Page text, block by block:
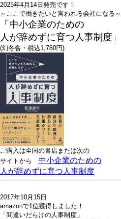
2025年4月14日発売です！
～ここで働きたいと言われる会社になる～
「中小企業のための
人が辞めずに育つ人事制度」
(幻冬舎・税込1,760円)
ご購入は全国の書店または次の
サイトから 中小企業のための
人が辞めずに育つ人事制度
2017年10月15日
amazonで1位獲得しました！
「間違いだらけの人事制度」